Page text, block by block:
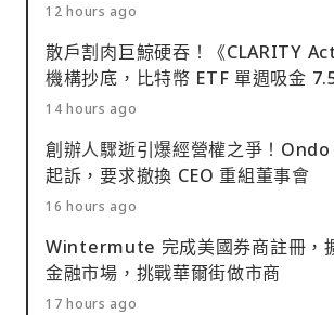
12 hours ago
散戶割肉巨鯨硬吞！《CLARITY
機構抄底，比特幣 ETF 單週吸金
14 hours ago
創辦人驟逝引爆經營權之爭！
起訴，要求撤換 CEO 重組董事會
16 hours ago
Wintermute 完成美國券商註冊，
金融市場，挑戰華爾街做市商
17 hours ago